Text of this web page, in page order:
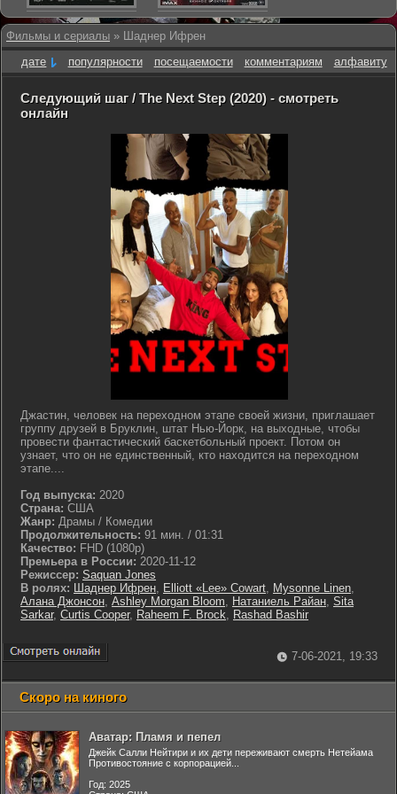
Фильмы и сериалы » Шаднер Ифрен
дате
популярности посещаемости комментариям алфавиту
Следующий шаг / The Next Step (2020) - смотреть
онлайн
Джастин, человек на переходном этапе своей жизни, приглашает
группу друзей в Бруклин, штат Нью-Йорк, на выходные, чтобы
провести фантастический баскетбольный проект. Потом он
узнает, что он не единственный, кто находится на переходном
этапе....
Год выпуска: 2020
Страна: США
Жанр: Драмы / Комедии
Продолжительность: 91 мин. / 01:31
Качество: FHD (1080p)
Премьера в России: 2020-11-12
Режиссер: Saquan Jones
В ролях: Шаднер Ифрен, Elliott «Lee» Cowart, Mysonne Linen,
Алана Джонсон, Ashley Morgan Bloom, Натаниель Райан, Sita
Sarkar, Curtis Cooper, Raheem F. Brock, Rashad Bashir
7-06-2021, 19:33
Скоро на киного
Аватар: Пламя и пепел
Джейк Салли Нейтири и их дети переживают смерть Нетейама
Противостояние с корпорацией...
Год: 2025